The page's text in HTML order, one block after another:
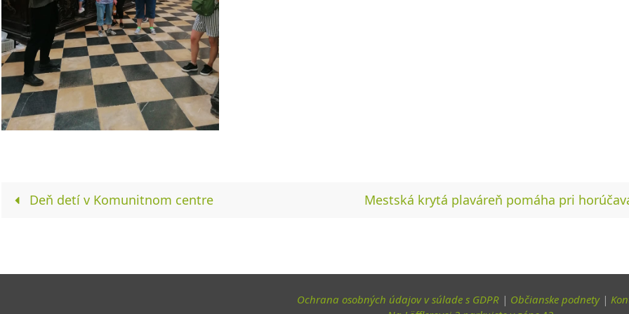
Deň detí v Komunitnom centre Mestská krytá plaváreň pomáha pri
Ochrana osobných údajov v súlade s GDPR | Občianske podnety|